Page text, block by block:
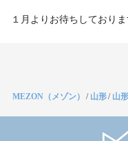
１月よりお待ちしており
MEZON（メゾン） / 山形/ 山形